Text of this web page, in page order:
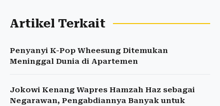
Artikel Terkait
Penyanyi K-Pop Wheesung Ditemukan
Meninggal Dunia di Apartemen
Jokowi Kenang Wapres Hamzah Haz sebagai
Negarawan, Pengabdiannya Banyak untuk